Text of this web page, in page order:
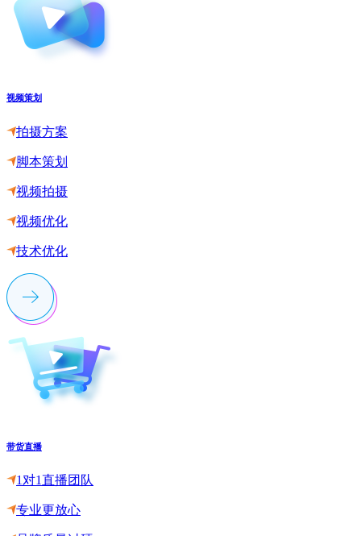
视频策划
拍摄方案
脚本策划
视频拍摄
视频优化
技术优化
带货直播
1对1直播团队
专业更放心